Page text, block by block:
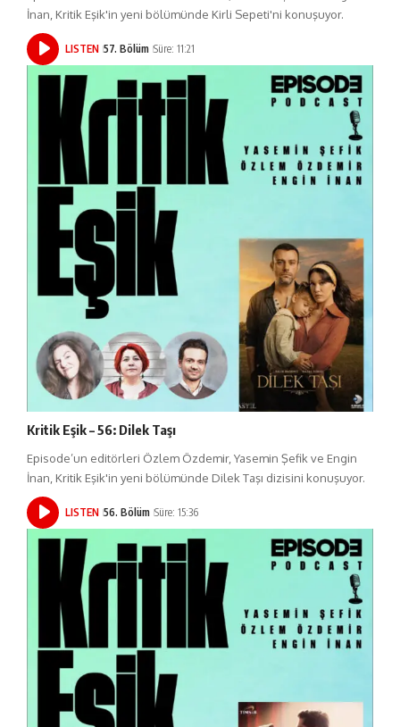
İnan, Kritik Eşik'in yeni bölümünde Kirli Sepeti'ni konuşuyor.
LISTEN 57. Bölüm Süre: 11:21
Kritik Eşik – 56: Dilek Taşı
Episode’un editörleri Özlem Özdemir, Yasemin Şefik ve Engin
İnan, Kritik Eşik'in yeni bölümünde Dilek Taşı dizisini konuşuyor.
LISTEN 56. Bölüm Süre: 15:36